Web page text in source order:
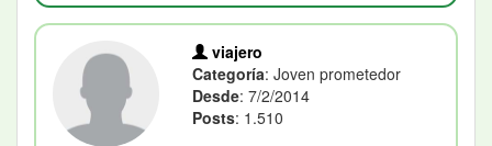
viajero
Categoría: Joven prometedor
Desde: 7/2/2014
Posts: 1.510